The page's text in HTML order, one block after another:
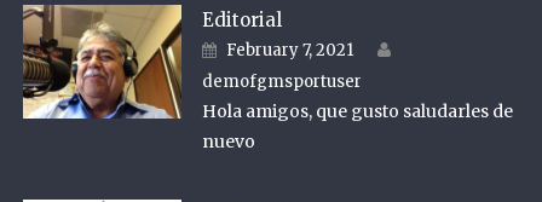
Editorial
Posted on
February 7, 2021
demofgmsportuser
Hola amigos, que gusto saludarles de
nuevo